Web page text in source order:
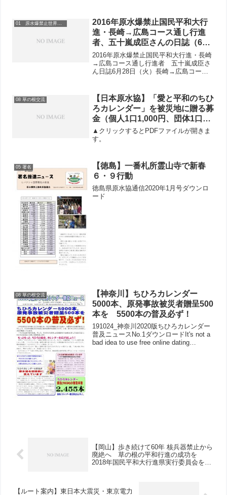
と太陽から降り注ぐ陽射しには、参加者
の笑顔と...
01 原水爆禁止世界大会
2016年原水爆禁止国民平和大行
進・長崎→広島コース通し行進
者、五十嵐成臣さんの日誌（6月
28日〜7月2日）
2016年原水爆禁止国民平和大行進・長崎
→広島コース通し行進者 五十嵐成臣さ
ん日誌6月28日（火）長崎→広島コース1
前で出発集会。大雨の降る中、150人が
参加。被爆者...
08 草の根交流
【日本原水協】「愛と平和のちひ
ろカレンダー」を被災地に贈る募
金（個人1口1,000円、団体1口
20,000円）にぜひご協力くださ
い！
▲クリックするとPDFファイルが開きま
す。
05 署名
【徳島】一番札所霊山寺で新春
６・９行動
徳島県原水協通信2020年1月号ダウンロ
ード
08 草の根交流
【神奈川】ちひろカレンダー
5000本、原発事故被災者贈呈500
本を 5500本の普及必ず！
191024_神奈川2020版ちひろカレンダー
普及ニュースNo.1ダウンロードIt's not a
bad idea to use free online dating
【岡山】歩き続けて60年 核兵器禁止から
廃絶へ 草の根の平和行進の成功を
2018年国民平和大行進県実行委員会を結
【ルート案内】東日本大震災・東京電力